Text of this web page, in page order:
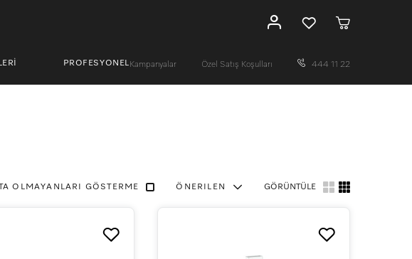
PROFESYONEL Kampanyalar Özel Satış Koşulları 444 11 22
OLMAYANLARI GÖSTERME ÖNERILEN GÖRÜNTÜLE